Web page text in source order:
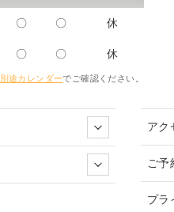
〇 〇 休
〇 〇 休
別途カレンダーでご確認ください。
アク
ご予
プラ